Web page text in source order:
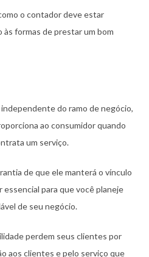
o contador deve estar
formas de prestar um bom
do ramo de negócio,
ao consumidor quando
um serviço.
de que ele manterá o vínculo
essencial para que você planeje
de seu negócio.
perdem seus clientes por
aos clientes e pelo serviço que